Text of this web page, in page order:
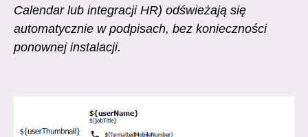
Calendar lub integracji HR) odświeżają się
automatycznie w podpisach, bez konieczności
ponownej instalacji.